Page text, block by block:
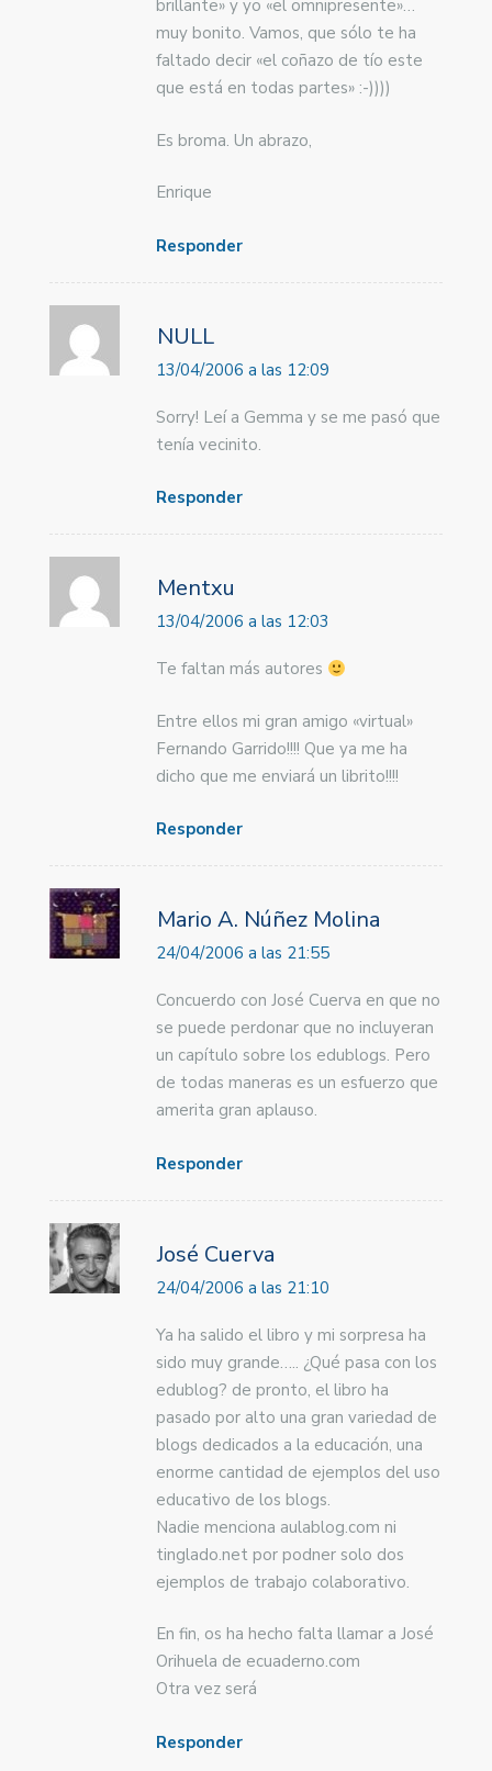
brillante» y yo «el omnipresente»…
muy bonito. Vamos, que sólo te ha
faltado decir «el coñazo de tío este
que está en todas partes» :-))))
Es broma. Un abrazo,
Enrique
Responder
NULL
13/04/2006 a las 12:09
Sorry! Leí a Gemma y se me pasó que
tenía vecinito.
Responder
Mentxu
13/04/2006 a las 12:03
Te faltan más autores
Entre ellos mi gran amigo «virtual»
Fernando Garrido!!!! Que ya me ha
dicho que me enviará un librito!!!!
Responder
Mario A. Núñez Molina
24/04/2006 a las 21:55
Concuerdo con José Cuerva en que no
se puede perdonar que no incluyeran
un capítulo sobre los edublogs. Pero
de todas maneras es un esfuerzo que
amerita gran aplauso.
Responder
José Cuerva
24/04/2006 a las 21:10
Ya ha salido el libro y mi sorpresa ha
sido muy grande….. ¿Qué pasa con los
edublog? de pronto, el libro ha
pasado por alto una gran variedad de
blogs dedicados a la educación, una
enorme cantidad de ejemplos del uso
educativo de los blogs.
Nadie menciona aulablog.com ni
tinglado.net por podner solo dos
ejemplos de trabajo colaborativo.
En fin, os ha hecho falta llamar a José
Orihuela de ecuaderno.com
Otra vez será
Responder